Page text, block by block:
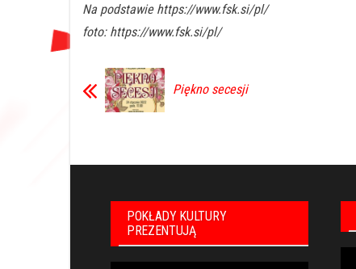
Na podstawie https://www.fsk.si/pl/
foto: https://www.fsk.si/pl/
Piękno secesji
POKŁADY KULTURY
PREZENTUJĄ